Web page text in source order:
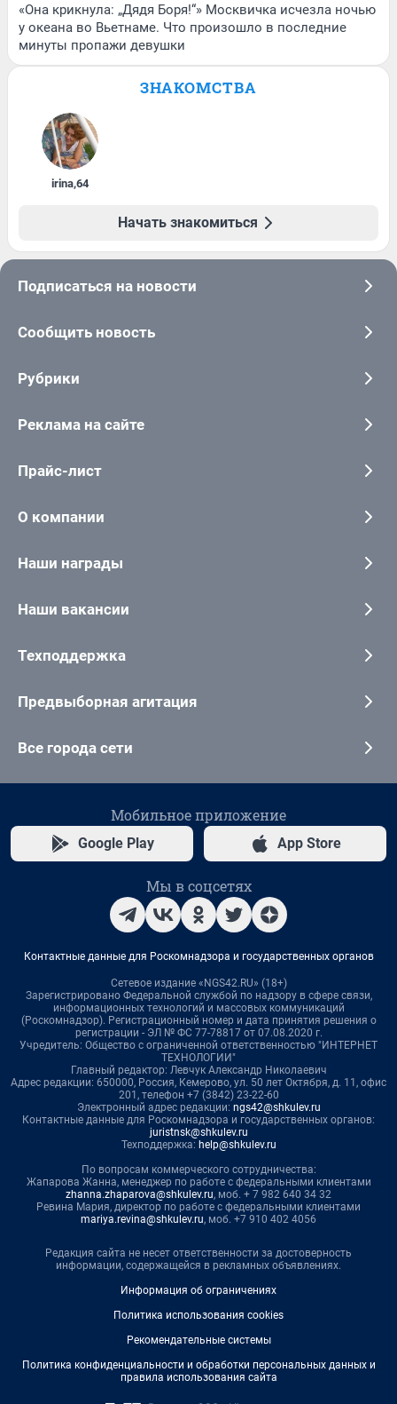
«Она крикнула: „Дядя Боря!“» Москвичка исчезла ночью
у океана во Вьетнаме. Что произошло в последние
минуты пропажи девушки
ЗНАКОМСТВА
irina,64
Начать знакомиться
Подписаться на новости
Сообщить новость
Рубрики
Реклама на сайте
Прайс-лист
О компании
Наши награды
Наши вакансии
Техподдержка
Предвыборная агитация
Все города сети
Мобильное приложение
Google Play App Store
Мы в соцсетях
Контактные данные для Роскомнадзора и государственных органов
Сетевое издание «NGS42.RU» (18+)
Зарегистрировано Федеральной службой по надзору в сфере связи,
информационных технологий и массовых коммуникаций
(Роскомнадзор). Регистрационный номер и дата принятия решения о
регистрации - ЭЛ № ФС 77-78817 от 07.08.2020 г.
Учредитель: Общество с ограниченной ответственностью "ИНТЕРНЕТ
ТЕХНОЛОГИИ"
Главный редактор: Левчук Александр Николаевич
Адрес редакции: 650000, Россия, Кемерово, ул. 50 лет Октября, д. 11, офис
201, телефон +7 (3842) 23-22-60
Электронный адрес редакции: ngs42@shkulev.ru
Контактные данные для Роскомнадзора и государственных органов:
juristnsk@shkulev.ru
Техподдержка: help@shkulev.ru
По вопросам коммерческого сотрудничества:
Жапарова Жанна, менеджер по работе с федеральными клиентами
zhanna.zhaparova@shkulev.ru, моб. + 7 982 640 34 32
Ревина Мария, директор по работе с федеральными клиентами
mariya.revina@shkulev.ru, моб. +7 910 402 4056
Редакция сайта не несет ответственности за достоверность
информации, содержащейся в рекламных объявлениях.
Информация об ограничениях
Политика использования cookies
Рекомендательные системы
Политика конфиденциальности и обработки персональных данных и
правила использования сайта